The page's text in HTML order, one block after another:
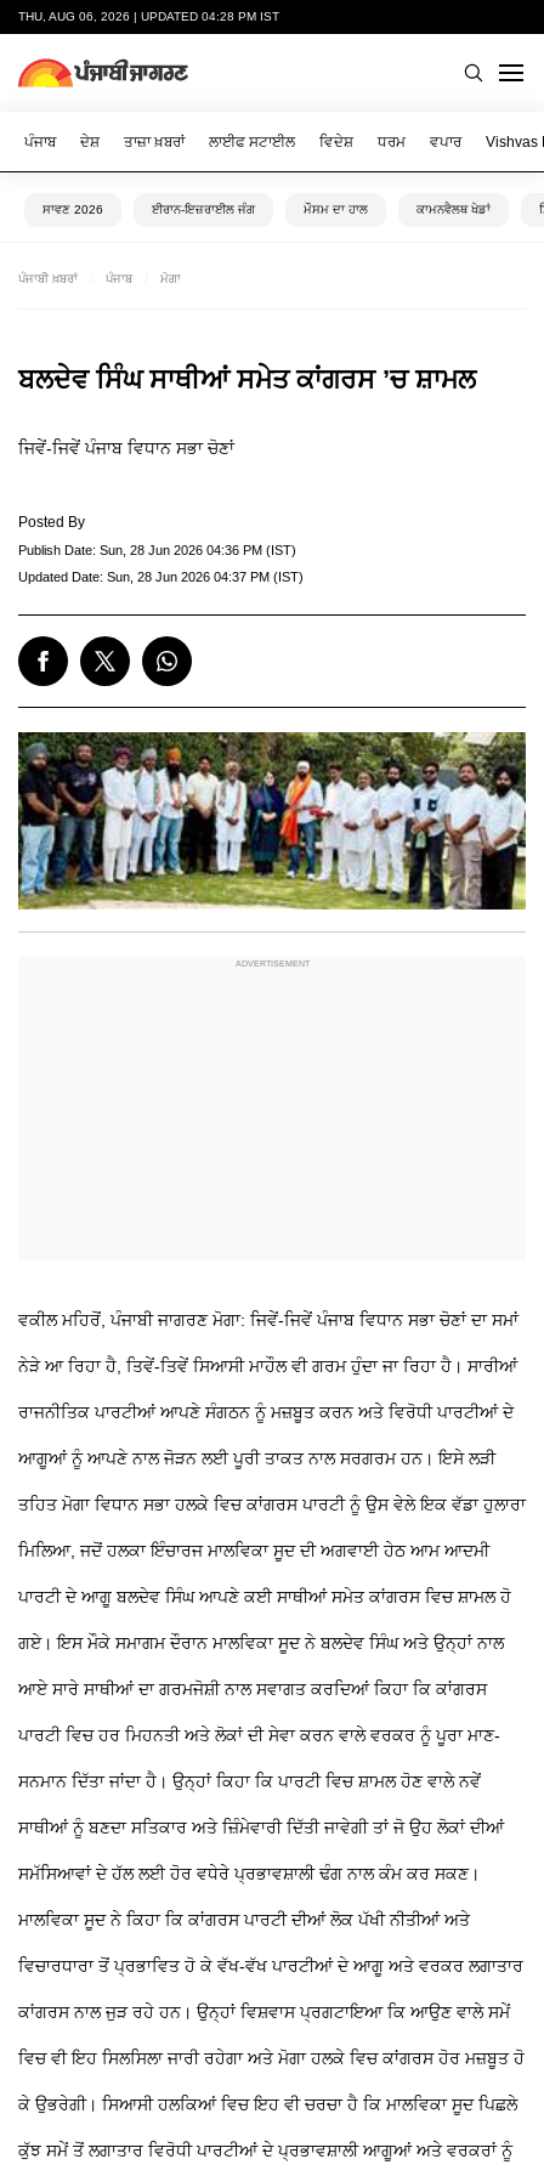
THU, AUG 06, 2026 | UPDATED 04:28 PM IST
ਪੰਜਾਬ ਦੇਸ਼ ਤਾਜ਼ਾ ਖ਼ਬਰਾਂ ਲਾਈਫ ਸਟਾਈਲ ਵਿਦੇਸ਼ ਧਰਮ ਵਪਾਰ Vishvas
ਸਾਵਣ 2026 ਈਰਾਨ-ਇਜ਼ਰਾਈਲ ਜੰਗ ਮੌਸਮ ਦਾ ਹਾਲ ਕਾਮਨਵੈਲਥ ਖੇਡਾਂ
ਪੰਜਾਬੀ ਖ਼ਬਰਾਂ ਪੰਜਾਬ ਮੋਗਾ
ਬਲਦੇਵ ਸਿੰਘ ਸਾਥੀਆਂ ਸਮੇਤ ਕਾਂਗਰਸ ’ਚ ਸ਼ਾਮਲ
ਜਿਵੇਂ-ਜਿਵੇਂ ਪੰਜਾਬ ਵਿਧਾਨ ਸਭਾ ਚੋਣਾਂ
Posted By
Publish Date: Sun, 28 Jun 2026 04:36 PM (IST)
Updated Date: Sun, 28 Jun 2026 04:37 PM (IST)
ਵਕੀਲ ਮਹਿਰੋਂ, ਪੰਜਾਬੀ ਜਾਗਰਣ ਮੋਗਾ: ਜਿਵੇਂ-ਜਿਵੇਂ ਪੰਜਾਬ ਵਿਧਾਨ ਸਭਾ ਚੋਣਾਂ ਦਾ ਸਮਾਂ
ਨੇੜੇ ਆ ਰਿਹਾ ਹੈ, ਤਿਵੇਂ-ਤਿਵੇਂ ਸਿਆਸੀ ਮਾਹੌਲ ਵੀ ਗਰਮ ਹੁੰਦਾ ਜਾ ਰਿਹਾ ਹੈ। ਸਾਰੀਆਂ
ਰਾਜਨੀਤਿਕ ਪਾਰਟੀਆਂ ਆਪਣੇ ਸੰਗਠਨ ਨੂੰ ਮਜ਼ਬੂਤ ਕਰਨ ਅਤੇ ਵਿਰੋਧੀ ਪਾਰਟੀਆਂ ਦੇ
ਆਗੂਆਂ ਨੂੰ ਆਪਣੇ ਨਾਲ ਜੋੜਨ ਲਈ ਪੂਰੀ ਤਾਕਤ ਨਾਲ ਸਰਗਰਮ ਹਨ। ਇਸੇ ਲੜੀ
ਤਹਿਤ ਮੋਗਾ ਵਿਧਾਨ ਸਭਾ ਹਲਕੇ ਵਿਚ ਕਾਂਗਰਸ ਪਾਰਟੀ ਨੂੰ ਉਸ ਵੇਲੇ ਇਕ ਵੱਡਾ ਹੁਲਾਰਾ
ਮਿਲਿਆ, ਜਦੋਂ ਹਲਕਾ ਇੰਚਾਰਜ ਮਾਲਵਿਕਾ ਸੂਦ ਦੀ ਅਗਵਾਈ ਹੇਠ ਆਮ ਆਦਮੀ
ਪਾਰਟੀ ਦੇ ਆਗੂ ਬਲਦੇਵ ਸਿੰਘ ਆਪਣੇ ਕਈ ਸਾਥੀਆਂ ਸਮੇਤ ਕਾਂਗਰਸ ਵਿਚ ਸ਼ਾਮਲ ਹੋ
ਗਏ। ਇਸ ਮੌਕੇ ਸਮਾਗਮ ਦੌਰਾਨ ਮਾਲਵਿਕਾ ਸੂਦ ਨੇ ਬਲਦੇਵ ਸਿੰਘ ਅਤੇ ਉਨ੍ਹਾਂ ਨਾਲ
ਆਏ ਸਾਰੇ ਸਾਥੀਆਂ ਦਾ ਗਰਮਜੋਸ਼ੀ ਨਾਲ ਸਵਾਗਤ ਕਰਦਿਆਂ ਕਿਹਾ ਕਿ ਕਾਂਗਰਸ
ਪਾਰਟੀ ਵਿਚ ਹਰ ਮਿਹਨਤੀ ਅਤੇ ਲੋਕਾਂ ਦੀ ਸੇਵਾ ਕਰਨ ਵਾਲੇ ਵਰਕਰ ਨੂੰ ਪੂਰਾ ਮਾਣ-
ਸਨਮਾਨ ਦਿੱਤਾ ਜਾਂਦਾ ਹੈ। ਉਨ੍ਹਾਂ ਕਿਹਾ ਕਿ ਪਾਰਟੀ ਵਿਚ ਸ਼ਾਮਲ ਹੋਣ ਵਾਲੇ ਨਵੇਂ
ਸਾਥੀਆਂ ਨੂੰ ਬਣਦਾ ਸਤਿਕਾਰ ਅਤੇ ਜ਼ਿੰਮੇਵਾਰੀ ਦਿੱਤੀ ਜਾਵੇਗੀ ਤਾਂ ਜੋ ਉਹ ਲੋਕਾਂ ਦੀਆਂ
ਸਮੱਸਿਆਵਾਂ ਦੇ ਹੱਲ ਲਈ ਹੋਰ ਵਧੇਰੇ ਪ੍ਰਭਾਵਸ਼ਾਲੀ ਢੰਗ ਨਾਲ ਕੰਮ ਕਰ ਸਕਣ।
ਮਾਲਵਿਕਾ ਸੂਦ ਨੇ ਕਿਹਾ ਕਿ ਕਾਂਗਰਸ ਪਾਰਟੀ ਦੀਆਂ ਲੋਕ ਪੱਖੀ ਨੀਤੀਆਂ ਅਤੇ
ਵਿਚਾਰਧਾਰਾ ਤੋਂ ਪ੍ਰਭਾਵਿਤ ਹੋ ਕੇ ਵੱਖ-ਵੱਖ ਪਾਰਟੀਆਂ ਦੇ ਆਗੂ ਅਤੇ ਵਰਕਰ ਲਗਾਤਾਰ
ਕਾਂਗਰਸ ਨਾਲ ਜੁੜ ਰਹੇ ਹਨ। ਉਨ੍ਹਾਂ ਵਿਸ਼ਵਾਸ ਪ੍ਰਗਟਾਇਆ ਕਿ ਆਉਣ ਵਾਲੇ ਸਮੇਂ
ਵਿਚ ਵੀ ਇਹ ਸਿਲਸਿਲਾ ਜਾਰੀ ਰਹੇਗਾ ਅਤੇ ਮੋਗਾ ਹਲਕੇ ਵਿਚ ਕਾਂਗਰਸ ਹੋਰ ਮਜ਼ਬੂਤ ਹੋ
ਕੇ ਉਭਰੇਗੀ। ਸਿਆਸੀ ਹਲਕਿਆਂ ਵਿਚ ਇਹ ਵੀ ਚਰਚਾ ਹੈ ਕਿ ਮਾਲਵਿਕਾ ਸੂਦ ਪਿਛਲੇ
ਕੁੱਝ ਸਮੇਂ ਤੋਂ ਲਗਾਤਾਰ ਵਿਰੋਧੀ ਪਾਰਟੀਆਂ ਦੇ ਪ੍ਰਭਾਵਸ਼ਾਲੀ ਆਗੂਆਂ ਅਤੇ ਵਰਕਰਾਂ ਨੂੰ